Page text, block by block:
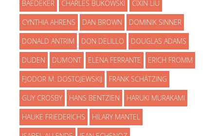
BAEDEKER CHARLES BUKOWSKI CIXIN LIU
CYNTHIA AHRENS DAN BROWN DOMINIK SINNER
DONALD ANTRIM DON DELILLO DOUGLAS ADAMS
DUDEN DUMONT ELENA FERRANTE ERICH FROMM
FJODOR M. DOSTOJEWSKIJ FRANK SCHÄTZING
GUY CROSBY HANS BENTZIEN HARUKI MURAKAMI
HAUKE FRIEDERICHS HILARY MANTEL